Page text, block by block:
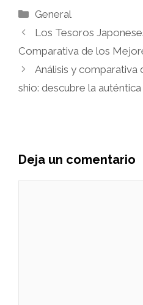
Categorías
General
Los Tesoros
Comparativa de los
Análisis y comparativa
shio: descubre la
Deja un comentario